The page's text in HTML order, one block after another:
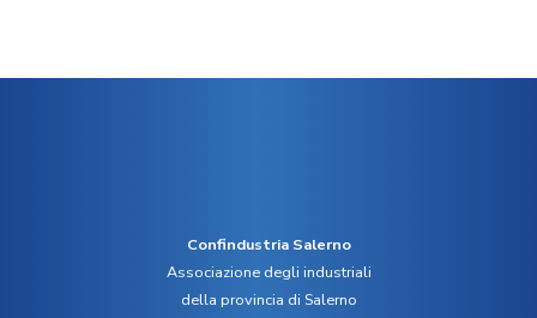
Confindustria Salerno
Associazione degli industriali
della provincia di Salerno